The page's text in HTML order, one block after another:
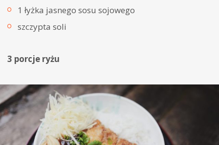
1 łyżka jasnego sosu sojowego
szczypta soli
3 porcje ryżu